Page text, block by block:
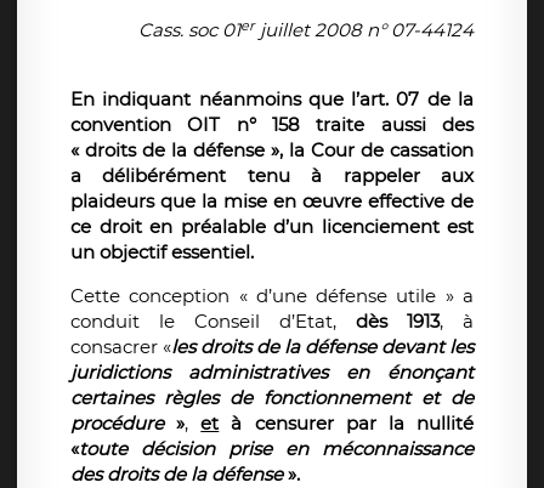
Cass. soc 01erjuillet 2008 n° 07-44124
En indiquant néanmoins que l’art. 07 de la
convention OIT n° 158 traite aussi des
« droits de la défense », la Cour de cassation
a délibérément tenu à rappeler aux
plaideurs que la mise en œuvre effective de
ce droit en préalable d’un licenciement est
un objectif essentiel.
Cette conception « d’une défense utile » a
conduit le Conseil d’Etat, dès 1913, à
consacrer «les droits de la défense devant les
juridictions administratives en énonçant
certaines règles de fonctionnement et de
procédure»,et à censurer par la nullité
«toute décision prise en méconnaissance
des droits de la défense».